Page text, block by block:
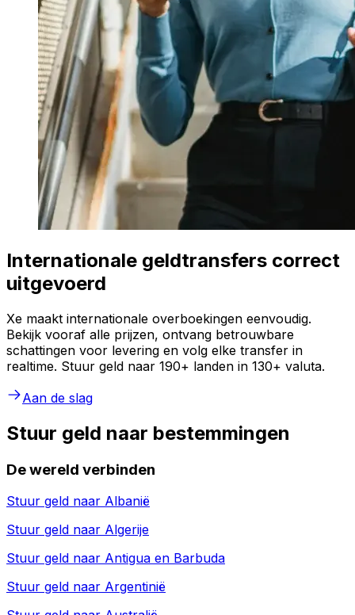
Internationale geldtransfers correct
uitgevoerd
Xe maakt internationale overboekingen eenvoudig.
Bekijk vooraf alle prijzen, ontvang betrouwbare
schattingen voor levering en volg elke transfer in
realtime. Stuur geld naar 190+ landen in 130+ valuta.
Aan de slag
Stuur geld naar bestemmingen
De wereld verbinden
Stuur geld naar Albanië
Stuur geld naar Algerije
Stuur geld naar Antigua en Barbuda
Stuur geld naar Argentinië